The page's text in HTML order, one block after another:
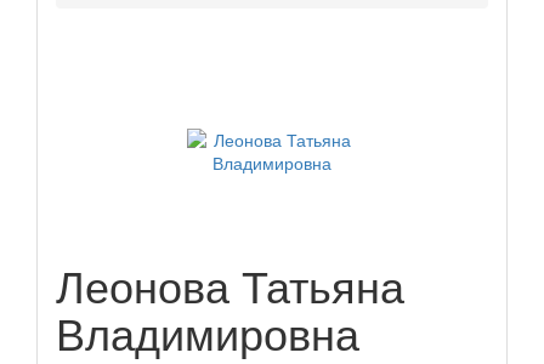
Леонова Татьяна
Владимировна